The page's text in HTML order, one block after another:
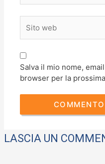
web
Salva il mio nome,
browser per la
LASCIA UN